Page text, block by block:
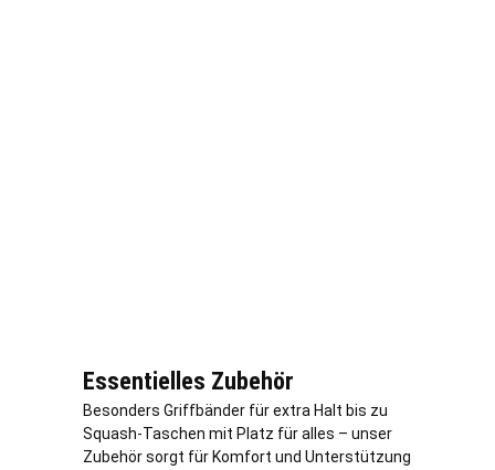
Essentielles Zubehör
Besonders Griffbänder für extra Halt bis zu
Squash-Taschen mit Platz für alles – unser
Zubehör sorgt für Komfort und Unterstützung